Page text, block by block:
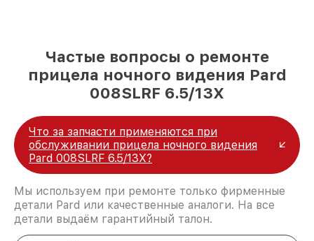
Частые вопросы о ремонте
прицела ночного видения Pard
008SLRF 6.5/13X
Что за запчасти применяются при
обслуживании прицела ночного видения
Pard 008SLRF 6.5/13X?
Мы используем при ремонте только фирменные
детали Pard или качественные аналоги. На все
детали выдаём гарантийный талон.